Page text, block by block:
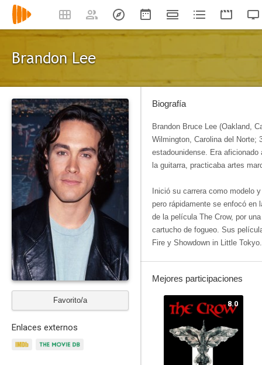
Brandon Lee
Favorito/a
Enlaces externos
Biografía
Brandon Bruce Lee (Oakland,
Wilmington, Carolina del Norte;
estadounidense. Era
la guitarra, practicaba artes
Inició su carrera como modelo
pero rápidamente se enfocó en
de la película The Crow, por
cartucho de fogueo. Sus
Fire y Showdown in Little Tokyo.
Mejores participaciones
8.0